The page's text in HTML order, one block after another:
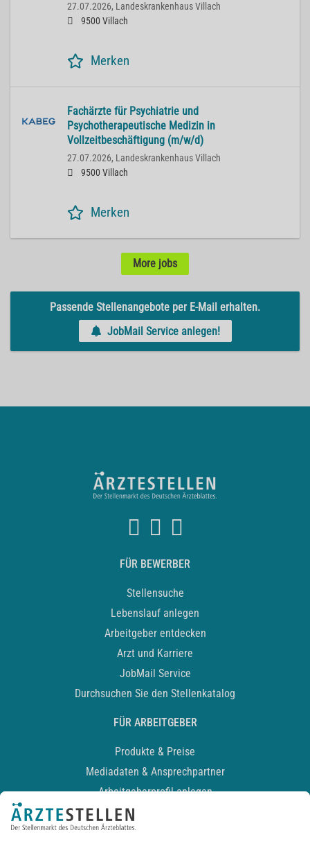
27.07.2026, Landeskrankenhaus Villach
9500 Villach
Merken
Fachärzte für Psychiatrie und
Psychotherapeutische Medizin in
Vollzeitbeschäftigung (m/w/d)
27.07.2026, Landeskrankenhaus Villach
9500 Villach
Merken
More jobs
Passende Stellenangebote per E-Mail erhalten.
JobMail Service anlegen!
FÜR BEWERBER
Stellensuche
Lebenslauf anlegen
Arbeitgeber entdecken
Arzt und Karriere
JobMail Service
Durchsuchen Sie den Stellenkatalog
FÜR ARBEITGEBER
Produkte & Preise
Mediadaten & Ansprechpartner
Arbeitgeberprofil anlegen
Recruiting-Podcast